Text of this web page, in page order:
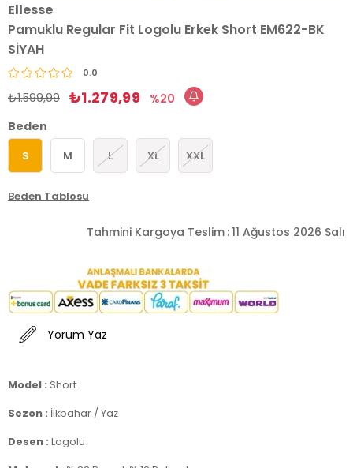
Ellesse
Pamuklu Regular Fit Logolu Erkek Short EM622-BK
SİYAH
0.0
₺1.599,99 ₺1.279,99
20
Beden
S M L XL XXL
Beden Tablosu
Tahmini Kargoya Teslim :11 Ağustos 2026 Salı
Yorum Yaz
Model : Short
Sezon : İlkbahar / Yaz
Desen : Logolu